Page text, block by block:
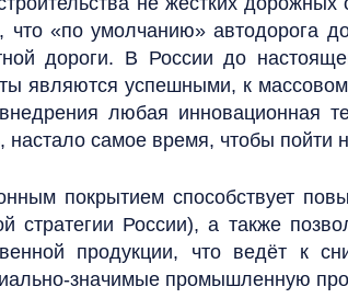
что «по умолчанию» автодорога
дороги. В России до
являются успешными, к
любая инновационная
самое время, чтобы пойти
покрытием способствует
стратегии России), а также
продукции, что ведёт к
значимые промышленную